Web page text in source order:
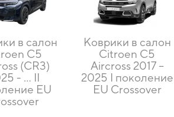
в салон
C5
(CR3)
- ... II
EU
Коврики в салон
Citroen C5
Aircross 2017 –
2025 I поколение
EU Crossover